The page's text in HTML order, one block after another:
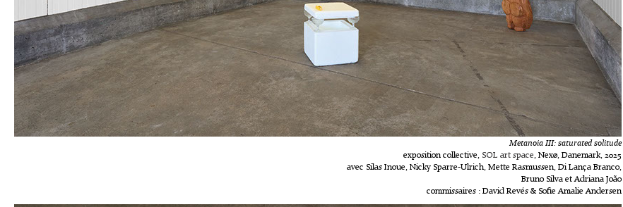
Metanoia III: saturated solitude
exposition collective, SOL art space, Nexø, Danemark, 2025
avec Silas Inoue, Nicky Sparre-Ulrich, Mette Rasmussen, Di Lança Branco,
Bruno Silva et Adriana João
commissaires : David Revés & Sofie Amalie Andersen